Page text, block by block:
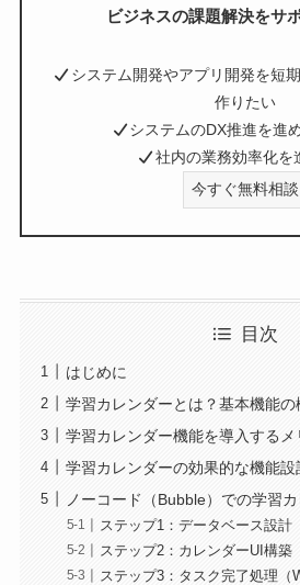
ビジネスの課題解決をサ
システム開発やアプリ開発を短
作りたい
システムのDX推進を進
社内の業務効率化を
今すぐ無料相談
目次
はじめに
学習カレンダーとは？基本機能の
学習カレンダー機能を導入するメ
学習カレンダーの効果的な機能設
ノーコード（Bubble）での学習
ステップ1：データベース設計
ステップ2：カレンダーUI構築
ステップ3：タスク完了処理（